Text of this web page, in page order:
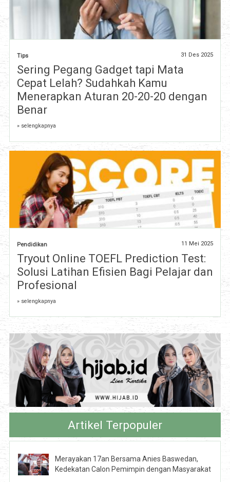
Tips 31 Des 2025
Sering Pegang Gadget tapi Mata
Cepat Lelah? Sudahkah Kamu
Menerapkan Aturan 20-20-20 dengan
Benar
» selengkapnya
Pendidikan 11 Mei 2025
Tryout Online TOEFL Prediction Test:
Solusi Latihan Efisien Bagi Pelajar dan
Profesional
» selengkapnya
Artikel Terpopuler
Merayakan 17an Bersama Anies Baswedan,
Kedekatan Calon Pemimpin dengan Masyarakat